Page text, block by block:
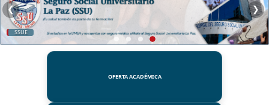
SSUE
❮ ❯
OFERTA ACADÉMICA